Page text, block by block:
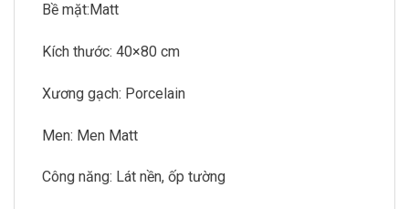
Bề mặt:Matt
Kích thước: 40×80 cm
Xương gạch: Porcelain
Men: Men Matt
Công năng: Lát nền, ốp tường